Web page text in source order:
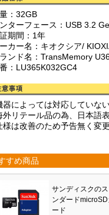
：32GB
ターフェース：USB 3.2
期間：1年
カー名：キオクシア/
ンド名：TransMemory
：LU365K032GC4
器によっては対応していな
外リテール品の為、日本語
様は改善のため予告無く変
すめ商品
サンディスクの
ンダード
ード